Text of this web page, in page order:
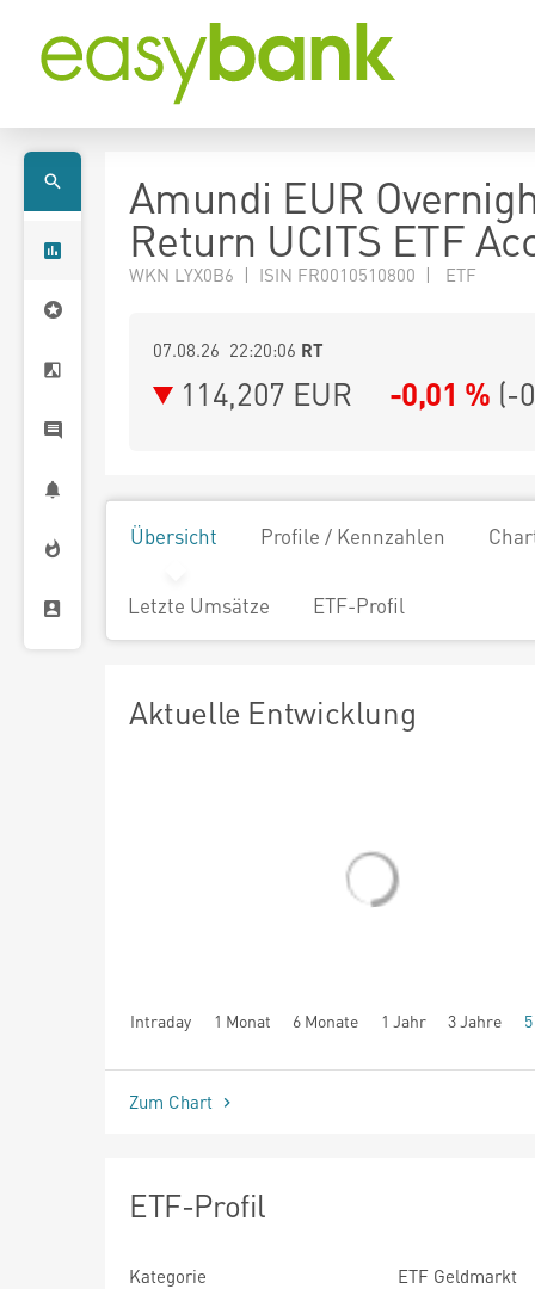
Amundi EUR
Return UCITS ETF
WKN LYX0B6 | ISIN FR0010510800 | ETF
07.08.26 22:20:06 RT
114,207 EUR -0,01 % (-
Übersicht Profile / Kennzahlen
Letzte Umsätze ETF-Profil
Aktuelle Entwicklung
Intraday 1 Monat 6 Monate 1 Jahr 3 Jahre
seit Beginn
Zum Chart
ETF-Profil
Kategorie
ETF Geldmarkt